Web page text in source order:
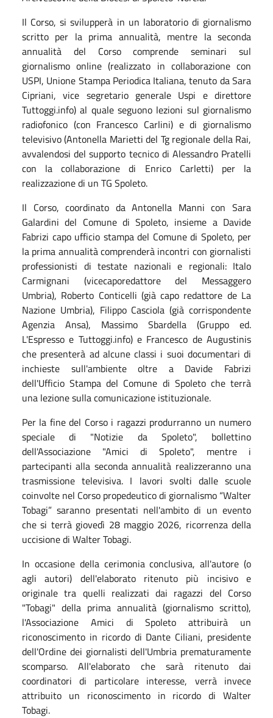
Il Corso, si svilupperà in un laboratorio di giornalismo
scritto per la prima annualità, mentre la seconda
annualità del Corso comprende seminari sul
giornalismo online (realizzato in collaborazione con
USPI, Unione Stampa Periodica Italiana, tenuto da Sara
Cipriani, vice segretario generale Uspi e direttore
Tuttoggi.info) al quale seguono lezioni sul giornalismo
radiofonico (con Francesco Carlini) e di giornalismo
televisivo (Antonella Marietti del Tg regionale della Rai,
avvalendosi del supporto tecnico di Alessandro Pratelli
con la collaborazione di Enrico Carletti) per la
realizzazione di un TG Spoleto.
Il Corso, coordinato da Antonella Manni con Sara
Galardini del Comune di Spoleto, insieme a Davide
Fabrizi capo ufficio stampa del Comune di Spoleto, per
la prima annualità comprenderà incontri con giornalisti
professionisti di testate nazionali e regionali: Italo
Carmignani (vicecaporedattore del Messaggero
Umbria), Roberto Conticelli (già capo redattore de La
Nazione Umbria), Filippo Casciola (già corrispondente
Agenzia Ansa), Massimo Sbardella (Gruppo ed.
L'Espresso e Tuttoggi.info) e Francesco de Augustinis
che presenterà ad alcune classi i suoi documentari di
inchieste sull'ambiente oltre a Davide Fabrizi
dell'Ufficio Stampa del Comune di Spoleto che terrà
una lezione sulla comunicazione istituzionale.
Per la fine del Corso i ragazzi produrranno un numero
speciale di "Notizie da Spoleto", bollettino
dell'Associazione "Amici di Spoleto", mentre i
partecipanti alla seconda annualità realizzeranno una
trasmissione televisiva. I lavori svolti dalle scuole
coinvolte nel Corso propedeutico di giornalismo “Walter
Tobagi” saranno presentati nell'ambito di un evento
che si terrà giovedì 28 maggio 2026, ricorrenza della
uccisione di Walter Tobagi.
In occasione della cerimonia conclusiva, all'autore (o
agli autori) dell'elaborato ritenuto più incisivo e
originale tra quelli realizzati dai ragazzi del Corso
"Tobagi" della prima annualità (giornalismo scritto),
l'Associazione Amici di Spoleto attribuirà un
riconoscimento in ricordo di Dante Ciliani, presidente
dell'Ordine dei giornalisti dell'Umbria prematuramente
scomparso. All'elaborato che sarà ritenuto dai
coordinatori di particolare interesse, verrà invece
attribuito un riconoscimento in ricordo di Walter
Tobagi.